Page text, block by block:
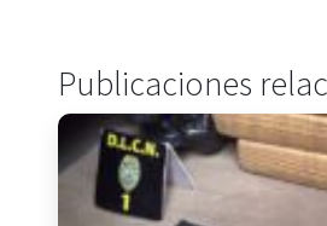
Publicaciones